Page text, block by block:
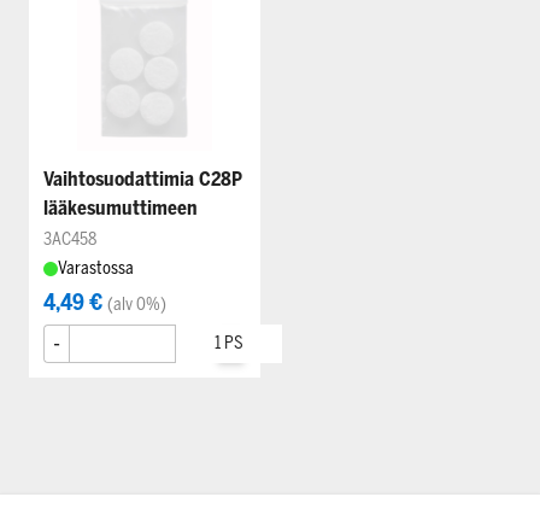
Vaihtosuodattimia C28P
lääkesumuttimeen
3AC458
Varastossa
4,49 € (alv 0%)
-